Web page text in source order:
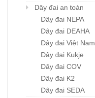
Dây đai an toàn
Dây đai NEPA
Dây đai DEAHA
Dây đai Việt Nam
Dây đai Kukje
Dây đai COV
Dây đai K2
Dây đai SEDA